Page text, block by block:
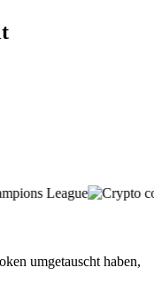
umgetauscht haben,